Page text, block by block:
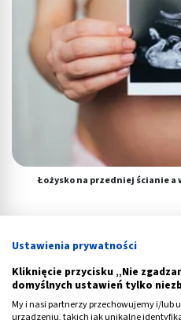
Łożysko na przedniej ścianie a
Ustawienia prywatności
Kliknięcie przycisku „Nie
domyślnych ustawień tylko
My i nasi partnerzy przechowujemy i/lub
urządzeniu, takich jak unikalne